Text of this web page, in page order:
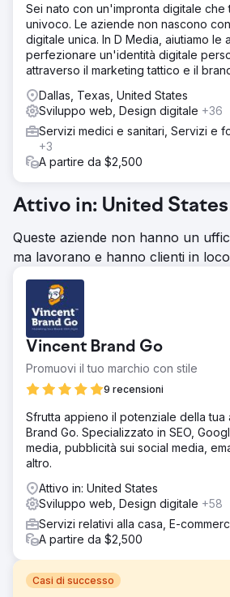
Sei nato con un'impronta digitale che
univoco. Le aziende non nascono
digitale unica. In D Media, aiutiamo le
perfezionare un'identità digitale
attraverso il marketing tattico e il
Dallas, Texas, United States
Sviluppo web, Design digitale +36
Servizi medici e sanitari, Servizi e
+3
A partire da $2,500
Attivo in: United States
Queste aziende non hanno un
ma lavorano e hanno clienti in
Vincent Brand Go
Promuovi il tuo marchio con stile
9 recensioni
Sfrutta appieno il potenziale della tua
Brand Go. Specializzato in SEO,
media, pubblicità sui social media,
altro.
Attivo in: United States
Sviluppo web, Design digitale +58
Servizi relativi alla casa, E-
A partire da $2,500
Casi di successo